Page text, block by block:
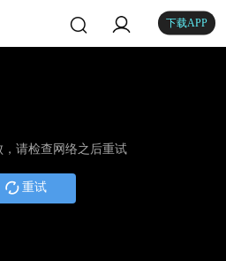
下载APP
请检查网络之后重试
重试